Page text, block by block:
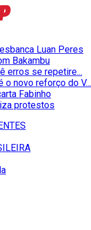
Luan Peres
Bakambu
erros se repetire...
o novo reforço do V...
Fabinho
protestos